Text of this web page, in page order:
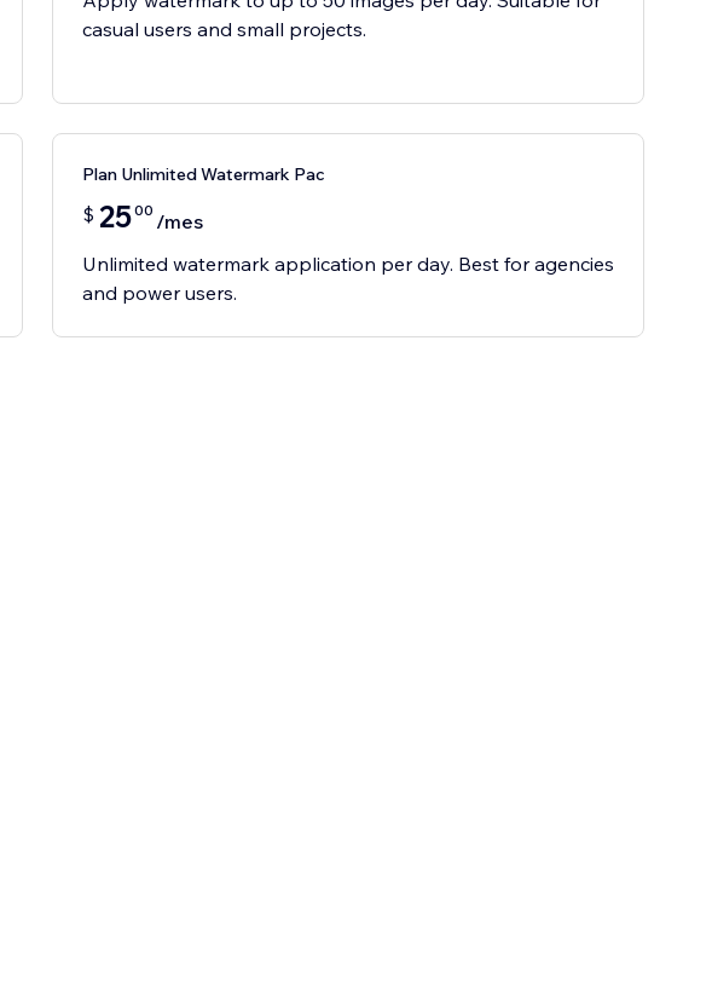
casual users and small projects.
Plan Unlimited Watermark Pac
$ 2500 /mes
Unlimited watermark application per day. Best for agencies
and power users.